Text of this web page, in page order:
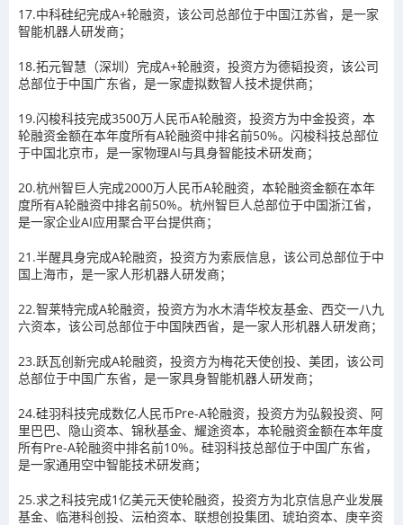
17.中科硅纪完成A+轮融资，该公司总部位于中国江苏省，是一家
智能机器人研发商；
18.拓元智慧（深圳）完成A+轮融资，投资方为德韬投资，该公司
总部位于中国广东省，是一家虚拟数智人技术提供商；
19.闪梭科技完成3500万人民币A轮融资，投资方为中金投资，本
轮融资金额在本年度所有A轮融资中排名前50%。闪梭科技总部位
于中国北京市，是一家物理AI与具身智能技术研发商；
20.杭州智巨人完成2000万人民币A轮融资，本轮融资金额在本年
度所有A轮融资中排名前50%。杭州智巨人总部位于中国浙江省，
是一家企业AI应用聚合平台提供商；
21.半醒具身完成A轮融资，投资方为索辰信息，该公司总部位于中
国上海市，是一家人形机器人研发商；
22.智莱特完成A轮融资，投资方为水木清华校友基金、西交一八九
六资本，该公司总部位于中国陕西省，是一家人形机器人研发商；
23.跃瓦创新完成A轮融资，投资方为梅花天使创投、美团，该公司
总部位于中国广东省，是一家具身智能机器人研发商；
24.硅羽科技完成数亿人民币Pre-A轮融资，投资方为弘毅投资、阿
里巴巴、隐山资本、锦秋基金、耀途资本，本轮融资金额在本年度
所有Pre-A轮融资中排名前10%。硅羽科技总部位于中国广东省，
是一家通用空中智能技术研发商；
25.求之科技完成1亿美元天使轮融资，投资方为北京信息产业发展
基金、临港科创投、沄柏资本、联想创投集团、琥珀资本、庚辛资